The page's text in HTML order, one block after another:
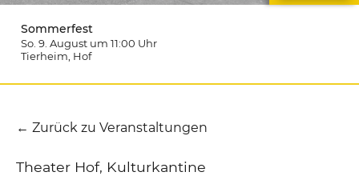
Sommerfest
So. 9. August um 11:00 Uhr
Tierheim , Hof
← Zurück zu Veranstaltungen
Theater Hof, Kulturkantine